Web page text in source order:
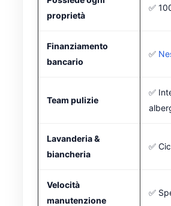
proprietà
✅
Finanziamento
bancario
✅
Team pulizie
✅
Lavanderia &
biancheria
✅
Velocità
manutenzione
✅